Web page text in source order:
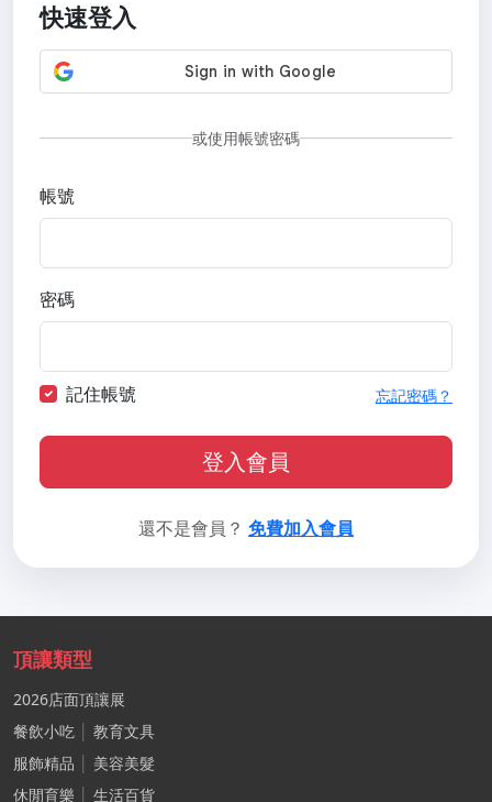
快速登入
或使用帳號密碼
帳號
密碼
記住帳號 忘記密碼？
登入會員
還不是會員？ 免費加入會員
頂讓類型
2026店面頂讓展
餐飲小吃
教育文具
服飾精品
美容美髮
休閒育樂
生活百貨